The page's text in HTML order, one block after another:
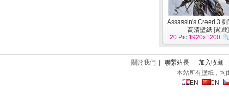
Assassin's Creed 3
高清壁紙 [遊戲]
20 Pic| 1920x1200
關於我們 | 聯繫站長 加入收藏
本站所有壁紙，均
EN
CN